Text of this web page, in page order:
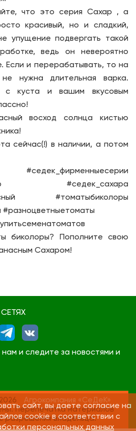
что это серия Сахар , а
красивый, но и сладкий,
упущение подвергать такой
ведь он невероятно
Если и перерабатывать, то на
нужна длительная варка.
с куста и вашим вкусовым
восход солнца кистью
сейчас(!) в наличии, а потом
#седек_сахара
#томатыбиколоры
#разноцветныетоматы
биколоры? Пополните свою
Сахаром!
и следите за новостями и
Агрокомпания «СеДеК»
Перепечатка материалов
разрешения владельца.
сайт, вы даете согласие на
cookie в соответствии с
персональных данных